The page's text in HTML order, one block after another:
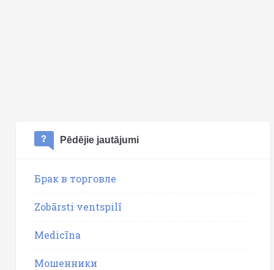
Pēdējie jautājumi
Брак в торговле
Zobārsti ventspilī
Medicīna
Мошенники